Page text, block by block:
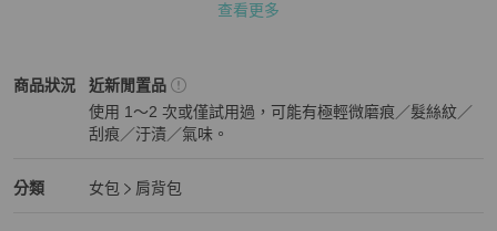
Mini strap drop - 27cm(Leather)
配件：
尺寸因人手測量，可能會有1-2cm誤差🤏
查看更多
商品狀況
Louis Vuitton女包商品狀態與細節
近新閒置品
使用 1～2 次或僅試用過，可能有極輕微磨痕／髮絲紋／
刮痕／汙漬／氣味。
分類
Louis Vuitton女包 分類資訊
女包
肩背包